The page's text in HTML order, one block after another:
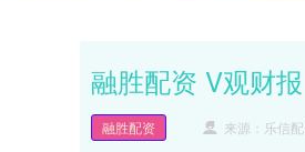
融胜配资 V观财
融胜配资 来源：乐信